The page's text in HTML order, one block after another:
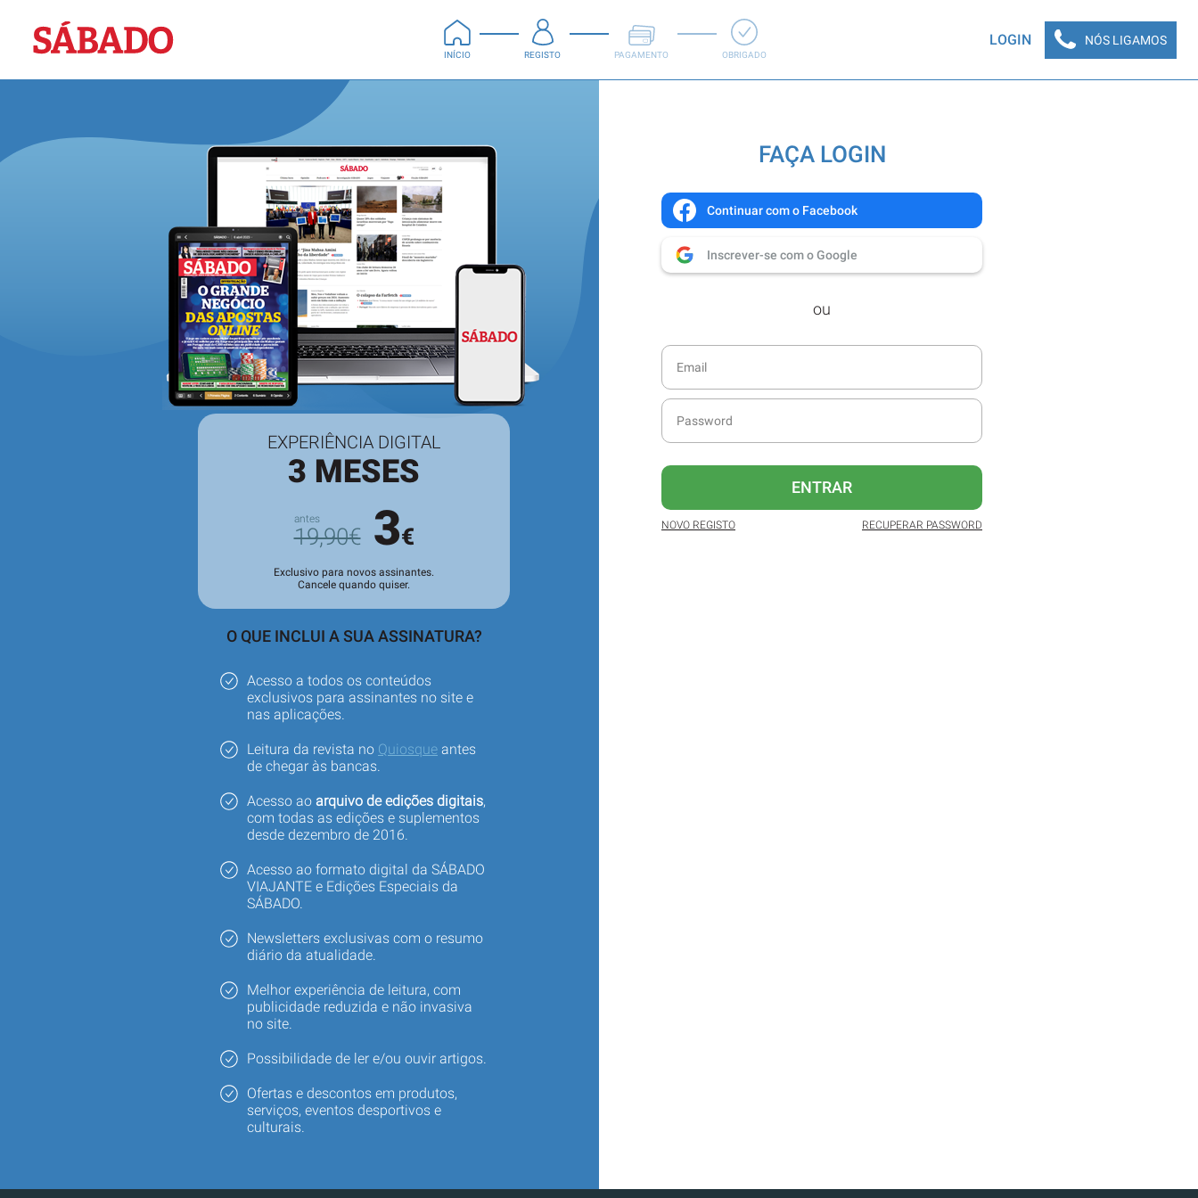
Sábado
INÍCIO REGISTO PAGAMENTO OBRIGADO
LOGIN NÓS LIGAMOS
EXPERIÊNCIA DIGITAL
3 MESES
19,90€ 3€
Exclusivo para novos assinantes.
Cancele quando quiser.
O QUE INCLUI A SUA ASSINATURA?
Acesso a todos os conteúdos
exclusivos para assinantes no site e
nas aplicações.
Leitura da revista no Quiosque antes
de chegar às bancas.
Acesso ao arquivo de edições digitais,
com todas as edições e suplementos
desde dezembro de 2016.
Acesso ao formato digital da SÁBADO
VIAJANTE e Edições Especiais da
SÁBADO.
Newsletters exclusivas com o resumo
diário da atualidade.
Melhor experiência de leitura, com
publicidade reduzida e não invasiva
no site.
Possibilidade de ler e/ou ouvir artigos.
Ofertas e descontos em produtos,
serviços, eventos desportivos e
culturais.
FAÇA LOGIN
Continuar com o Facebook
Inscrever-se com o Google
ou
ENTRAR
NOVO REGISTO RECUPERAR PASSWORD